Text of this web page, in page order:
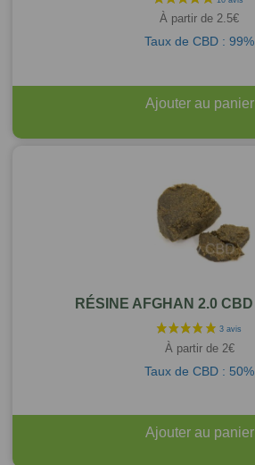
À partir de 2.5€
Taux de CBD : 99%
Ajouter au panier
RÉSINE AFGHAN 2.0 CBD
À partir de 2€
Taux de CBD : 50%
Ajouter au panier